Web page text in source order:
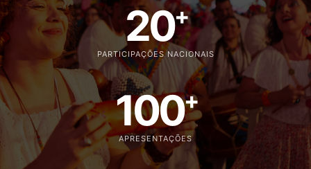
PARTICIPAÇÕES NACIONAIS
20+
APRESENTAÇÕES
100+